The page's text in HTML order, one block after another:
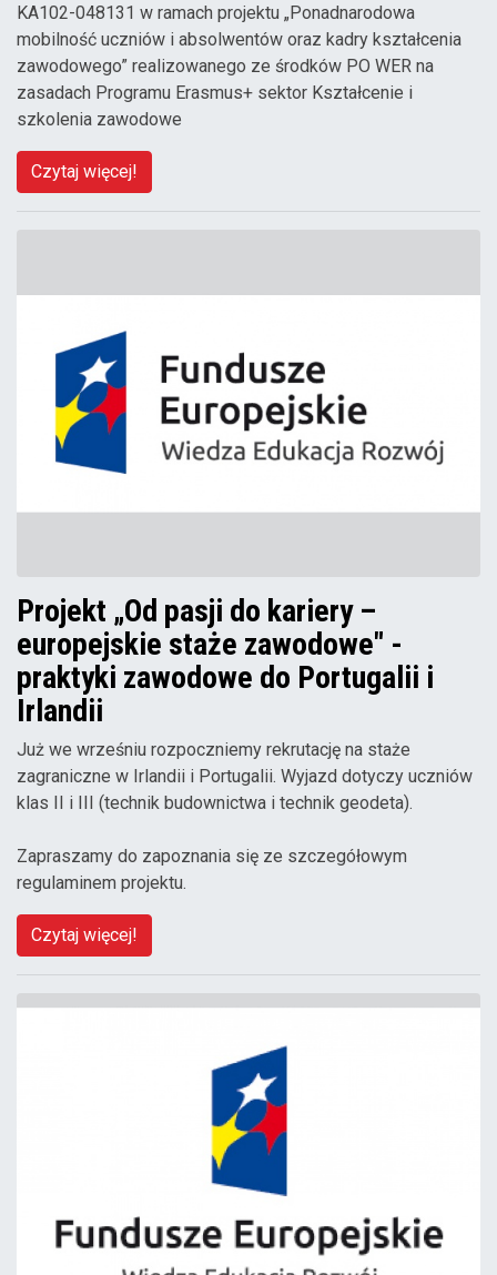
KA102-048131 w ramach projektu „Ponadnarodowa
mobilność uczniów i absolwentów oraz kadry kształcenia
zawodowego” realizowanego ze środków PO WER na
zasadach Programu Erasmus+ sektor Kształcenie i
szkolenia zawodowe
Czytaj więcej!
Projekt „Od pasji do kariery –
europejskie staże zawodowe" -
praktyki zawodowe do Portugalii i
Irlandii
Już we wrześniu rozpoczniemy rekrutację na staże
zagraniczne w Irlandii i Portugalii. Wyjazd dotyczy uczniów
klas II i III (technik budownictwa i technik geodeta).
Zapraszamy do zapoznania się ze szczegółowym
regulaminem projektu.
Czytaj więcej!